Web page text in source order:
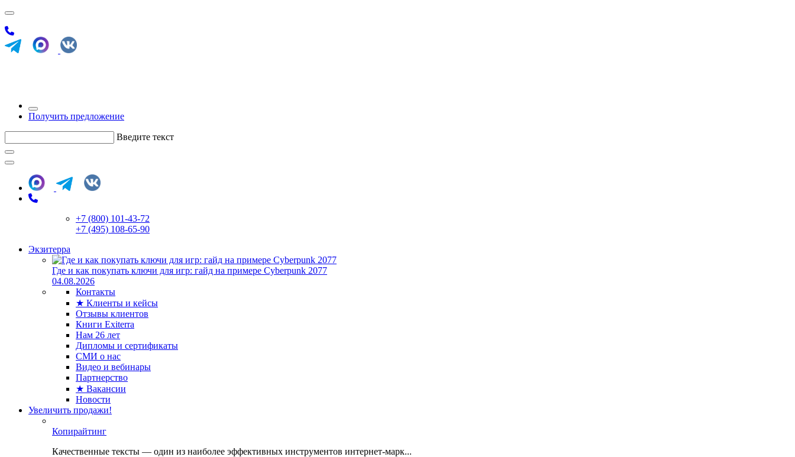
Получить предложение
Введите текст
+7 (800) 101-43-72
+7 (495) 108-65-90
Экзитерра
Где и как покупать ключи для игр: гайд на примере Cyberpunk 2077
04.08.2026
Контакты
★ Клиенты и кейсы
Отзывы клиентов
Книги Exiterra
Нам 26 лет
Дипломы и сертификаты
СМИ о нас
Видео и вебинары
Партнерство
★ Вакансии
Новости
Увеличить продажи!
Копирайтинг
Качественные тексты — один из наиболее эффективных инструментов интернет-марк...